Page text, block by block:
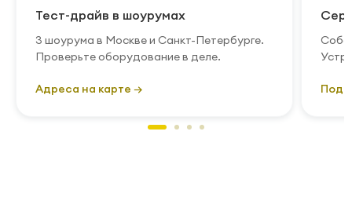
Тест-драйв в шоурумах
3 шоурума в Москве и Санкт-Петербурге.
Проверьте оборудование в деле.
Адреса на карте →